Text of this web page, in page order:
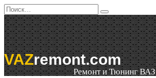
Перейти
к
содержанию
Search
for:
VAZremont.com
Ремонт и Тюнинг ВАЗ